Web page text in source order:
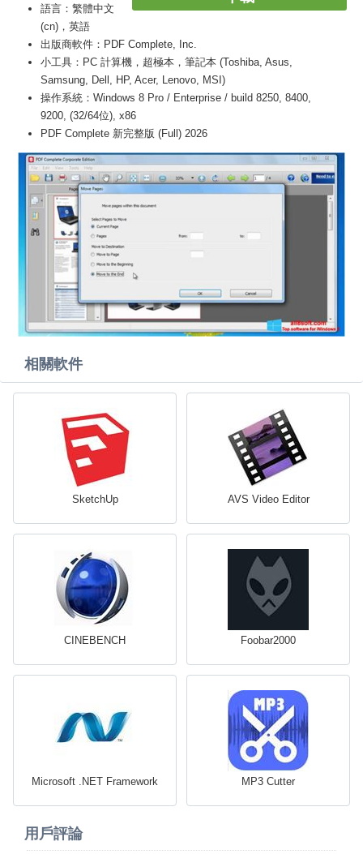
語言：繁體中文
(cn)，英語
出版商軟件：PDF Complete, Inc.
小工具：PC 計算機，超極本，筆記本 (Toshiba, Asus,
Samsung, Dell, HP, Acer, Lenovo, MSI)
操作系統：Windows 8 Pro / Enterprise / build 8250, 8400,
9200, (32/64位), x86
PDF Complete 新完整版 (Full) 2026
相關軟件
SketchUp AVS Video Editor
CINEBENCH Foobar2000
Microsoft .NET Framework MP3 Cutter
用戶評論